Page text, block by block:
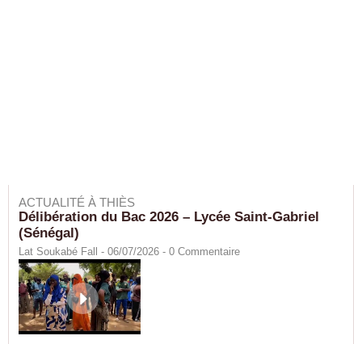
ACTUALITÉ À THIÈS
Délibération du Bac 2026 – Lycée Saint-Gabriel
(Sénégal)
Lat Soukabé Fall - 06/07/2026 - 0 Commentaire